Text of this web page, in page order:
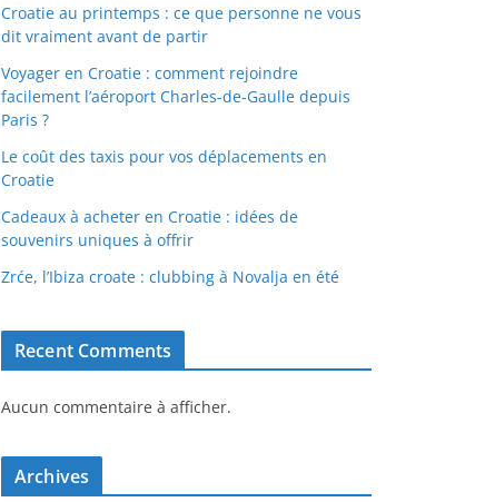
Croatie au printemps : ce que personne ne vous
dit vraiment avant de partir
Voyager en Croatie : comment rejoindre
facilement l’aéroport Charles-de-Gaulle depuis
Paris ?
Le coût des taxis pour vos déplacements en
Croatie
Cadeaux à acheter en Croatie : idées de
souvenirs uniques à offrir
Zrće, l’Ibiza croate : clubbing à Novalja en été
Recent Comments
Aucun commentaire à afficher.
Archives